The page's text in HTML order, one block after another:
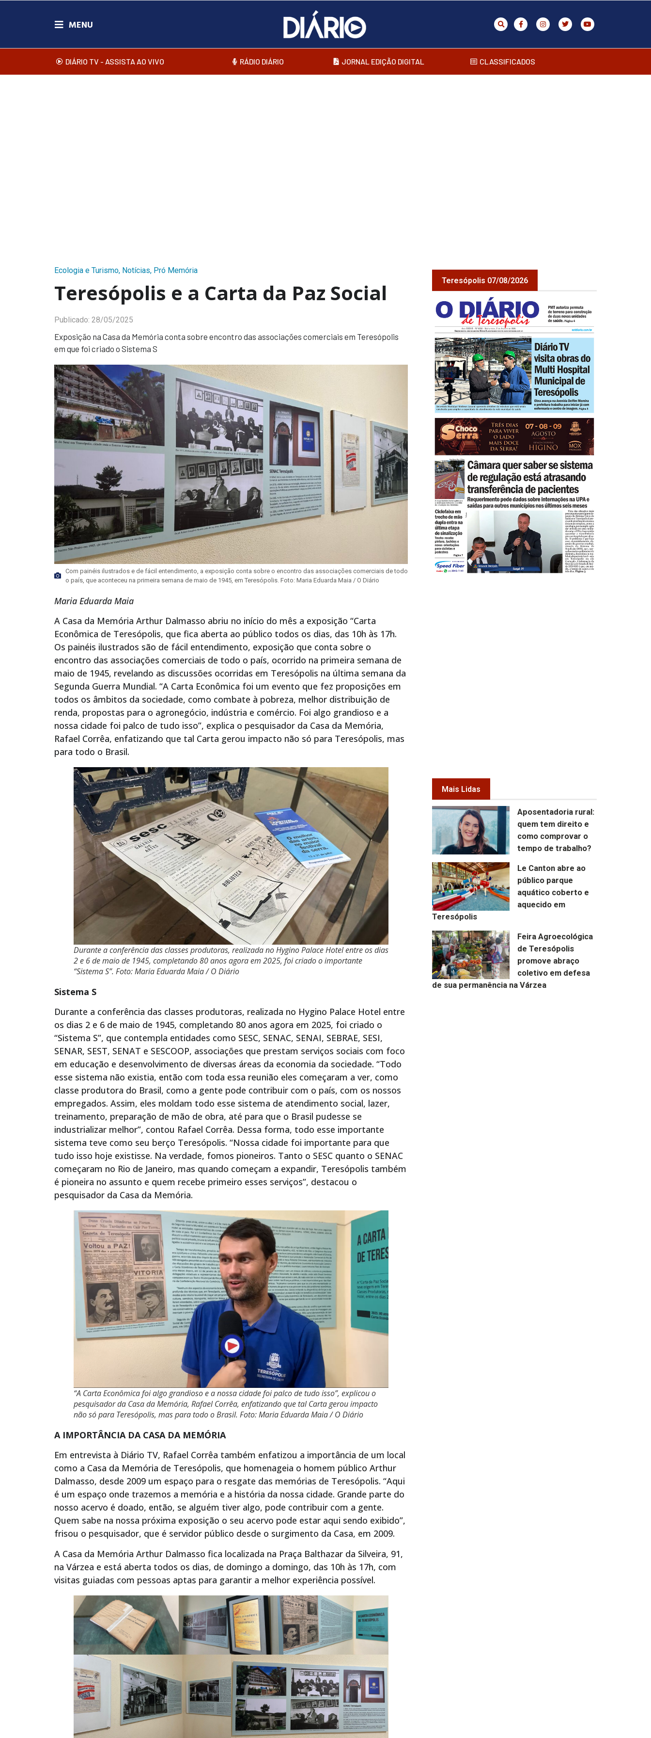
DIÁRIO TV - ASSISTA AO VIVO RÁDIO DIÁRIO JORNAL EDIÇÃO DIGITAL CLASSIFICADOS
Ecologia e Turismo, Notícias, Pró Memória
Teresópolis e a Carta da Paz Social
Publicado: 28/05/2025
Exposição na Casa da Memória conta sobre encontro das associações comerciais em Teresópolis
em que foi criado o Sistema S
Com painéis ilustrados e de fácil entendimento, a exposição conta sobre o encontro das associações comerciais de todo
o país, que aconteceu na primeira semana de maio de 1945, em Teresópolis. Foto: Maria Eduarda Maia / O Diário
Maria Eduarda Maia
A Casa da Memória Arthur Dalmasso abriu no início do mês a exposição “Carta
Econômica de Teresópolis, que fica aberta ao público todos os dias, das 10h às 17h.
Os painéis ilustrados são de fácil entendimento, exposição que conta sobre o
encontro das associações comerciais de todo o país, ocorrido na primeira semana de
maio de 1945, revelando as discussões ocorridas em Teresópolis na última semana da
Segunda Guerra Mundial. “A Carta Econômica foi um evento que fez proposições em
todos os âmbitos da sociedade, como combate à pobreza, melhor distribuição de
renda, propostas para o agronegócio, indústria e comércio. Foi algo grandioso e a
nossa cidade foi palco de tudo isso”, explica o pesquisador da Casa da Memória,
Rafael Corrêa, enfatizando que tal Carta gerou impacto não só para Teresópolis, mas
para todo o Brasil.
Durante a conferência das classes produtoras, realizada no Hygino Palace Hotel entre os dias
2 e 6 de maio de 1945, completando 80 anos agora em 2025, foi criado o importante
“Sistema S”. Foto: Maria Eduarda Maia / O Diário
Sistema S
Durante a conferência das classes produtoras, realizada no Hygino Palace Hotel entre
os dias 2 e 6 de maio de 1945, completando 80 anos agora em 2025, foi criado o
“Sistema S”, que contempla entidades como SESC, SENAC, SENAI, SEBRAE, SESI,
SENAR, SEST, SENAT e SESCOOP, associações que prestam serviços sociais com foco
em educação e desenvolvimento de diversas áreas da economia da sociedade. “Todo
esse sistema não existia, então com toda essa reunião eles começaram a ver, como
classe produtora do Brasil, como a gente pode contribuir com o país, com os nossos
empregados. Assim, eles moldam todo esse sistema de atendimento social, lazer,
treinamento, preparação de mão de obra, até para que o Brasil pudesse se
industrializar melhor”, contou Rafael Corrêa. Dessa forma, todo esse importante
sistema teve como seu berço Teresópolis. “Nossa cidade foi importante para que
tudo isso hoje existisse. Na verdade, fomos pioneiros. Tanto o SESC quanto o SENAC
começaram no Rio de Janeiro, mas quando começam a expandir, Teresópolis também
é pioneira no assunto e quem recebe primeiro esses serviços”, destacou o
pesquisador da Casa da Memória.
“A Carta Econômica foi algo grandioso e a nossa cidade foi palco de tudo isso”, explicou o
pesquisador da Casa da Memória, Rafael Corrêa, enfatizando que tal Carta gerou impacto
não só para Teresópolis, mas para todo o Brasil. Foto: Maria Eduarda Maia / O Diário
A IMPORTÂNCIA DA CASA DA MEMÓRIA
Em entrevista à Diário TV, Rafael Corrêa também enfatizou a importância de um local
como a Casa da Memória de Teresópolis, que homenageia o homem público Arthur
Dalmasso, desde 2009 um espaço para o resgate das memórias de Teresópolis. “Aqui
é um espaço onde trazemos a memória e a história da nossa cidade. Grande parte do
nosso acervo é doado, então, se alguém tiver algo, pode contribuir com a gente.
Quem sabe na nossa próxima exposição o seu acervo pode estar aqui sendo exibido”,
frisou o pesquisador, que é servidor público desde o surgimento da Casa, em 2009.
A Casa da Memória Arthur Dalmasso fica localizada na Praça Balthazar da Silveira, 91,
na Várzea e está aberta todos os dias, de domingo a domingo, das 10h às 17h, com
visitas guiadas com pessoas aptas para garantir a melhor experiência possível.
Teresópolis 07/08/2026
Mais Lidas
Aposentadoria rural:
quem tem direito e
como comprovar o
tempo de trabalho?
Le Canton abre ao
público parque
aquático coberto e
aquecido em
Teresópolis
Feira Agroecológica
de Teresópolis
promove abraço
coletivo em defesa
de sua permanência na Várzea